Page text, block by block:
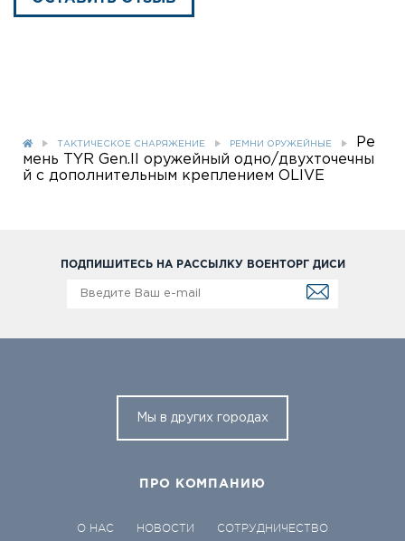
ТАКТИЧЕСКОЕ СНАРЯЖЕНИЕ РЕМНИ ОРУЖЕЙНЫЕ
Ре
мень TYR Gen.II оружейный одно/двухточечны
й с дополнительным креплением OLIVE
ПОДПИШИТЕСЬ НА РАССЫЛКУ ВОЕНТОРГ ДИСИ
Мы в других городах
ПРО КОМПАНИЮ
О НАС НОВОСТИ
СОТРУДНИЧЕСТВО